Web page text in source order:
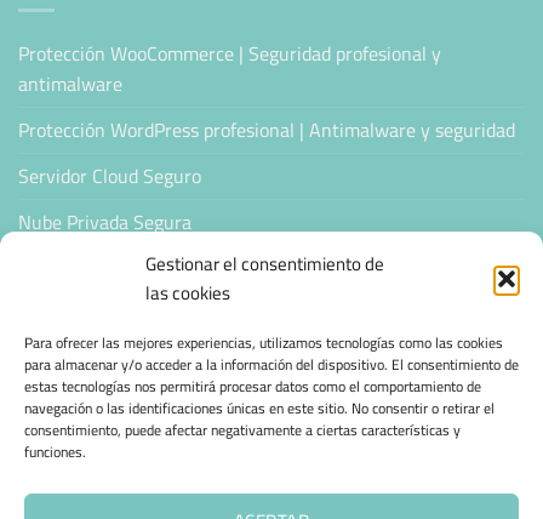
Gestionar el consentimiento de
las cookies
Para ofrecer las mejores experiencias, utilizamos tecnologías como las cookies
para almacenar y/o acceder a la información del dispositivo. El consentimiento de
estas tecnologías nos permitirá procesar datos como el comportamiento de
navegación o las identificaciones únicas en este sitio. No consentir o retirar el
consentimiento, puede afectar negativamente a ciertas características y
funciones.
Protección WooCommerce | Seguridad profesional y
antimalware
Protección WordPress profesional | Antimalware y seguridad
Servidor Cloud Seguro
Nube Privada Segura
CONFIANZA & ESPECIALIZACIÓN
Sello de Confianza
Empresas Verificadas +100 Protocolos Online
Migración desde otro proveedor
Hosting ecológico + IA